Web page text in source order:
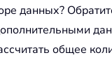
данных?
общее